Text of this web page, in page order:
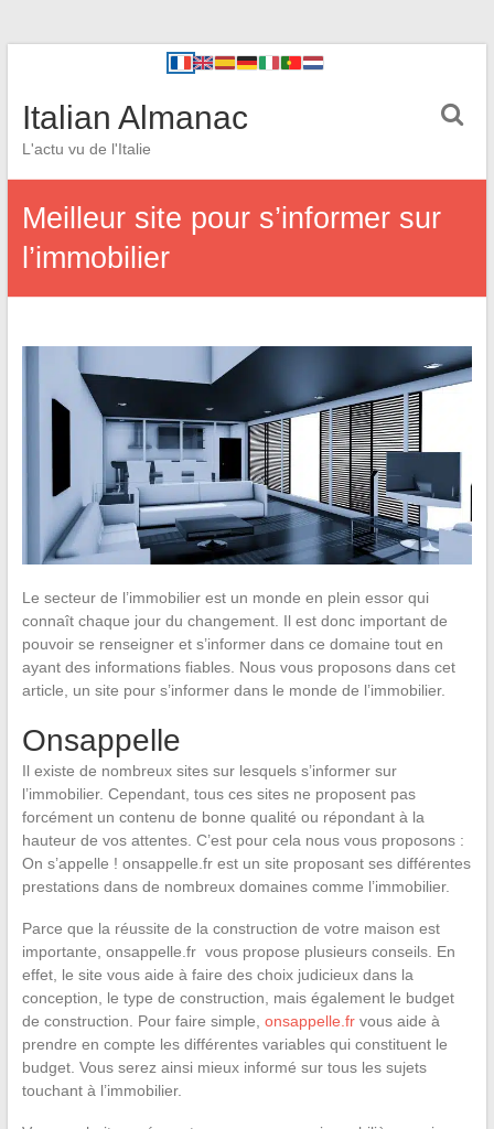
Italian Almanac
L'actu vu de l'Italie
Meilleur site pour s’informer sur
l’immobilier
Le secteur de l’immobilier est un monde en plein essor qui
connaît chaque jour du changement. Il est donc important de
pouvoir se renseigner et s’informer dans ce domaine tout en
ayant des informations fiables. Nous vous proposons dans cet
article, un site pour s’informer dans le monde de l’immobilier.
Onsappelle
Il existe de nombreux sites sur lesquels s’informer sur
l’immobilier. Cependant, tous ces sites ne proposent pas
forcément un contenu de bonne qualité ou répondant à la
hauteur de vos attentes. C’est pour cela nous vous proposons :
On s’appelle ! onsappelle.frest un site proposant ses différentes
prestations dans de nombreux domaines comme l’immobilier.
Parce que la réussite de la construction de votre maison est
importante, onsappelle.frvous propose plusieurs conseils. En
effet, le site vous aide à faire des choix judicieux dans la
conception, le type de construction, mais également le budget
de construction. Pour faire simple, onsappelle.frvous aide à
prendre en compte les différentes variables qui constituent le
budget. Vous serez ainsi mieux informé sur tous les sujets
touchant à l’immobilier.